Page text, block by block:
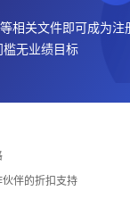
相关文件即可成为注
无业绩目标
伴的折扣支持